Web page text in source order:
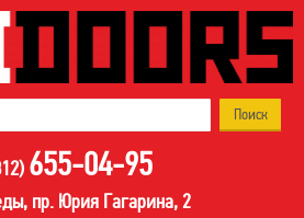
655-04-95
пр. Юрия Гагарина, 2